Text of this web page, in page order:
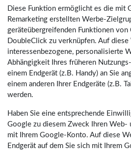
Diese Funktion ermöglicht es die mit
Remarketing erstellten Werbe-
geräteübergreifenden Funktionen
DoubleClick zu verknüpfen. Auf
interessenbezogene, personalisierte
Abhängigkeit Ihres früheren
einem Endgerät (z.B. Handy) an Sie
einem anderen Ihrer Endgeräte (z.B.
werden.
Haben Sie eine entsprechende
Google zu diesem Zweck Ihren Web-
mit Ihrem Google-Konto. Auf diese
Endgerät auf dem Sie sich mit Ihrem